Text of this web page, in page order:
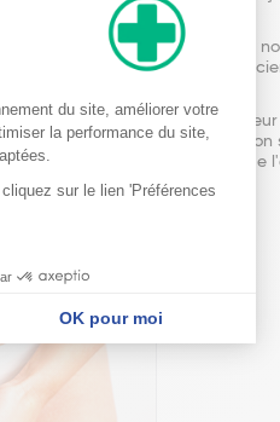
douceur. Ces mouchoirs sont
idéal pour ceux qui se
à utiliser au quotidien.
une option éco-responsable.
Ces mouchoirs sont non
de produits respectueux de